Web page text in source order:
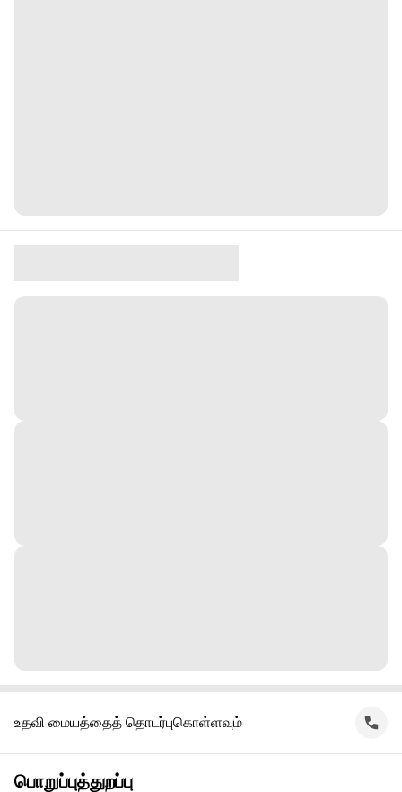
உதவி மையத்தைத் தொடர்புகொள்ளவும்
பொறுப்புத்துறப்பு